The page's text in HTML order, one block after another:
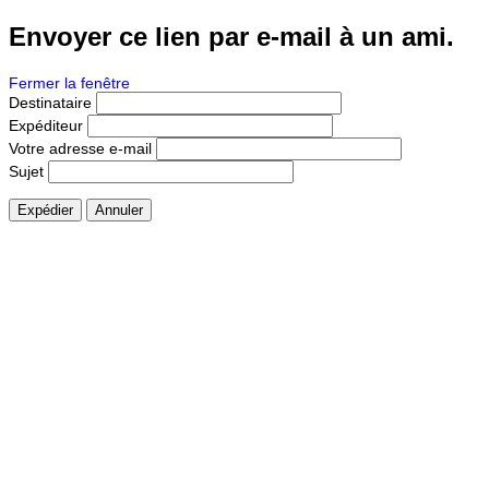
Envoyer ce lien par e-mail à un ami.
Fermer la fenêtre
Destinataire
Expéditeur
Votre adresse e-mail
Sujet
Expédier Annuler